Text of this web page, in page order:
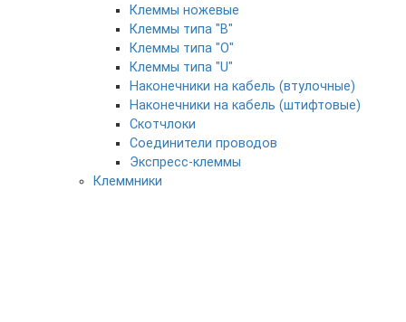
Клеммы ножевые
Клеммы типа "B"
Клеммы типа "O"
Клеммы типа "U"
Наконечники на кабель (втулочные)
Наконечники на кабель (штифтовые)
Скотчлоки
Соединители проводов
Экспресс-клеммы
Клеммники